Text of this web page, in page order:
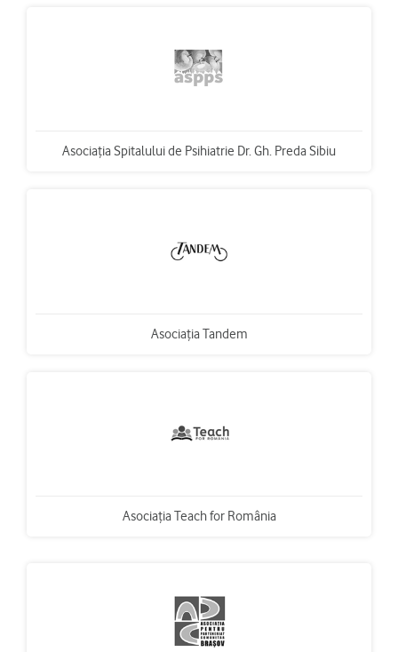
Asociaţia Spitalului de Psihiatrie Dr. Gh. Preda Sibiu
Asociaţia Tandem
Asociaţia Teach for România